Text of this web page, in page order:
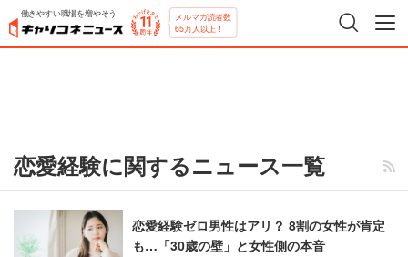
働きやすい職場を増やそう メルマガ読者数
65万人以上！
恋愛経験に関するニュース一覧
恋愛経験ゼロ男性はアリ？ 8割の女性が肯定
も…「30歳の壁」と女性側の本音